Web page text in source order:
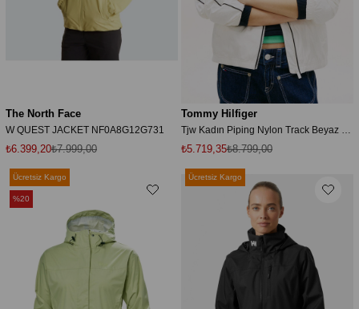
The North Face
W QUEST JACKET NF0A8G12G731
₺6.399,20₺7.999,00
Tommy Hilfiger
Tjw Kadın Piping Nylon Track Beyaz Rüzgarlık-Ceket
₺5.719,35₺8.799,00
Ücretsiz Kargo
%20
Ücretsiz Kargo